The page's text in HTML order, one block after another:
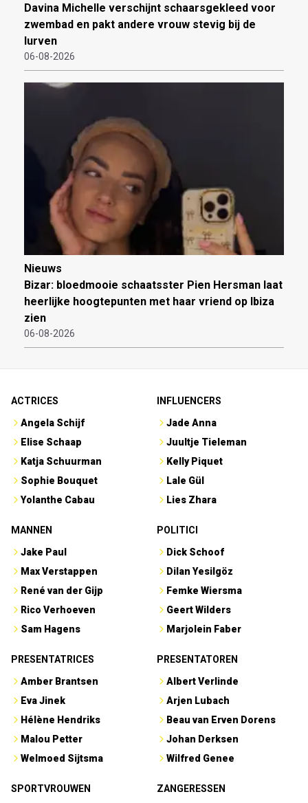
Davina Michelle verschijnt schaarsgekleed voor
zwembad en pakt andere vrouw stevig bij de
lurven
06-08-2026
Nieuws
Bizar: bloedmooie schaatsster Pien Hersman laat
heerlijke hoogtepunten met haar vriend op Ibiza
zien
06-08-2026
ACTRICES
Angela Schijf
Elise Schaap
Katja Schuurman
Sophie Bouquet
Yolanthe Cabau
INFLUENCERS
Jade Anna
Juultje Tieleman
Kelly Piquet
Lale Gül
Lies Zhara
MANNEN
Jake Paul
Max Verstappen
René van der Gijp
Rico Verhoeven
Sam Hagens
POLITICI
Dick Schoof
Dilan Yesilgöz
Femke Wiersma
Geert Wilders
Marjolein Faber
PRESENTATRICES
Amber Brantsen
Eva Jinek
Hélène Hendriks
Malou Petter
Welmoed Sijtsma
PRESENTATOREN
Albert Verlinde
Arjen Lubach
Beau van Erven Dorens
Johan Derksen
Wilfred Genee
SPORTVROUWEN ZANGERESSEN